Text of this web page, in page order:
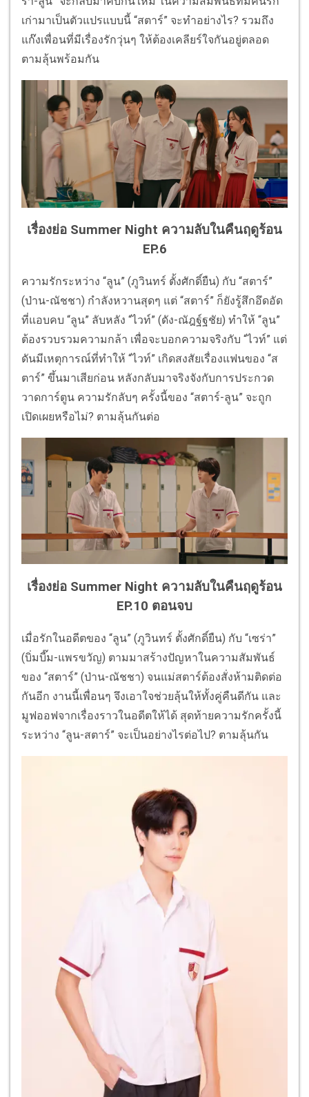
เก่ามาเป็นตัวแปรแบบนี้ “สตาร์” จะทำอย่างไร? รวมถึง
แก๊งเพื่อนที่มีเรื่องรักวุ่นๆ ให้ต้องเคลียร์ใจกันอยู่ตลอด
ตามลุ้นพร้อมกัน
เรื่องย่อ Summer Night ความลับในคืนฤดูร้อน
EP.6
ความรักระหว่าง “ลูน” (ภูวินทร์ ตั้งศักดิ์ยืน) กับ “สตาร์”
(ป่าน-ณัชชา) กำลังหวานสุดๆ แต่ “สตาร์” ก็ยังรู้สึกอึดอัด
ที่แอบคบ “ลูน” ลับหลัง “ไวท์” (ดัง-ณัฎฐ์ฐชัย) ทำให้ “ลูน”
ต้องรวบรวมความกล้า เพื่อจะบอกความจริงกับ “ไวท์” แต่
ดันมีเหตุการณ์ที่ทำให้ “ไวท์” เกิดสงสัยเรื่องแฟนของ “ส
ตาร์” ขึ้นมาเสียก่อน หลังกลับมาจริงจังกับการประกวด
วาดการ์ตูน ความรักลับๆ ครั้งนี้ของ “สตาร์-ลูน” จะถูก
เปิดเผยหรือไม่? ตามลุ้นกันต่อ
เรื่องย่อ Summer Night ความลับในคืนฤดูร้อน
EP.10 ตอนจบ
เมื่อรักในอดีตของ “ลูน” (ภูวินทร์ ตั้งศักดิ์ยืน) กับ “เซร่า”
(บิ่มบี๊ม-แพรขวัญ) ตามมาสร้างปัญหาในความสัมพันธ์
ของ “สตาร์” (ป่าน-ณัชชา) จนแม่สตาร์ต้องสั่งห้ามติดต่อ
กันอีก งานนี้เพื่อนๆ จึงเอาใจช่วยลุ้นให้ทั้งคู่คืนดีกัน และ
มูฟออฟจากเรื่องราวในอดีตให้ได้ สุดท้ายความรักครั้งนี้
ระหว่าง “ลูน-สตาร์” จะเป็นอย่างไรต่อไป? ตามลุ้นกัน